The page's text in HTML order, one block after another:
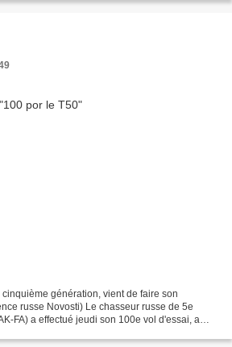
génération, vient de faire son
russe Novosti) Le chasseur russe de 5e
FA) a effectué jeudi son 100e vol d'essai, a